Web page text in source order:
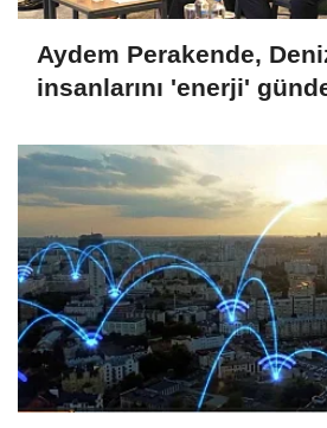
Aydem Perakende,
insanlarını 'enerji'